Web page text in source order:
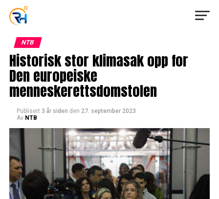
NTB
Historisk stor klimasak opp for
Den europeiske
menneskerettsdomstolen
Publisert 3 år siden den 27. september 2023
Av NTB